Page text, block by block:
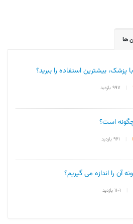
ها
پزشک، بیشترین استفاده را ببرید؟
است؟
را اندازه می گیریم؟